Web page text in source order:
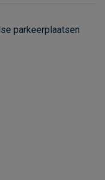
parkeerplaatsen